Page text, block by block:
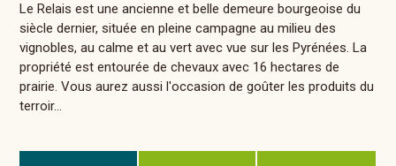
Le Relais est une ancienne et belle demeure bourgeoise du
siècle dernier, située en pleine campagne au milieu des
vignobles, au calme et au vert avec vue sur les Pyrénées. La
propriété est entourée de chevaux avec 16 hectares de
prairie. Vous aurez aussi l'occasion de goûter les produits du
terroir...